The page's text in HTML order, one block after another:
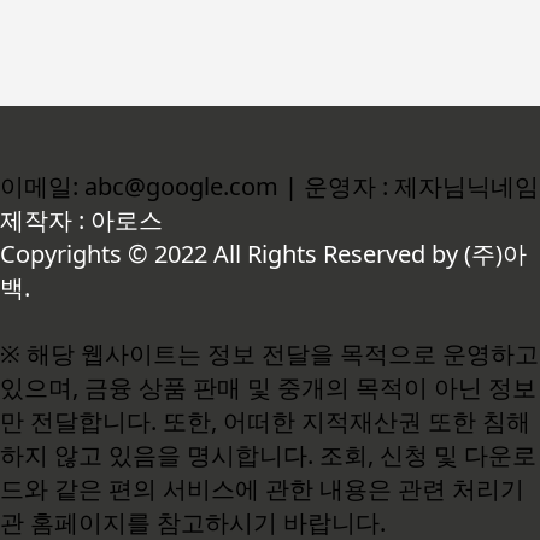
이메일: abc@google.com | 운영자 : 제자님닉네임
제작자 : 아로스
Copyrights © 2022 All Rights Reserved by (주)아
백.
※ 해당 웹사이트는 정보 전달을 목적으로 운영하고
있으며, 금융 상품 판매 및 중개의 목적이 아닌 정보
만 전달합니다. 또한, 어떠한 지적재산권 또한 침해
하지 않고 있음을 명시합니다. 조회, 신청 및 다운로
드와 같은 편의 서비스에 관한 내용은 관련 처리기
관 홈페이지를 참고하시기 바랍니다.